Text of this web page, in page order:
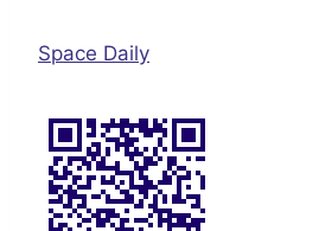
Space Daily